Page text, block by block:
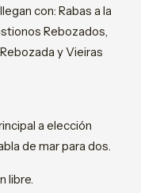
con: Rabas a la
Rebozados,
y Vieiras
a elección
de mar para dos.
libre.